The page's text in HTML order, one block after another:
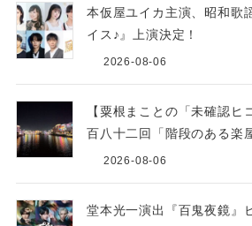
本仮屋ユイカ主演、昭和歌
イス♪』上演決定！
2026-08-06
【粟根まことの「未確認
百八十二回「階段のある楽
2026-08-06
堂本光一演出『百鬼夜鏡』